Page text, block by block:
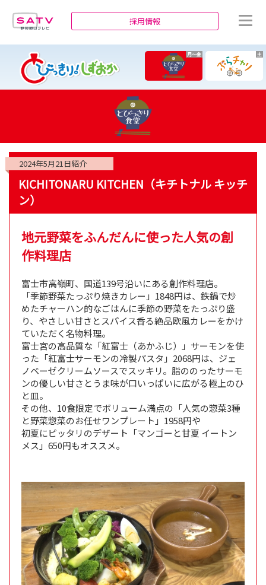
採用情報
月～金 土
2024年5月21日紹介
KICHITONARU KITCHEN（キチトナル キッチ
ン）
地元野菜をふんだんに使った人気の創
作料理店
富士市高嶺町、国道139号沿いにある創作料理店。
「季節野菜たっぷり焼きカレー」1848円は、鉄鍋で炒
めたチャーハン的なごはんに季節の野菜をたっぷり盛
り、やさしい甘さとスパイス香る絶品欧風カレーをかけ
ていただく名物料理。
富士宮の高品質な「紅富士（あかふじ）」サーモンを使
った「紅富士サーモンの冷製パスタ」2068円は、ジェ
ノベーゼクリームソースでスッキリ。脂ののったサーモ
ンの優しい甘さとうま味が口いっぱいに広がる極上のひ
と皿。
その他、10食限定でボリューム満点の「人気の惣菜3種
と野菜惣菜のお任せワンプレート」1958円や
初夏にピッタリのデザート「マンゴーと甘夏 イートン
メス」650円もオススメ。